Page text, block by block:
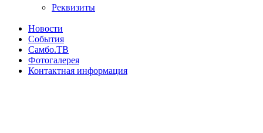
Реквизиты
Новости
События
Самбо.ТВ
Фотогалерея
Контактная информация